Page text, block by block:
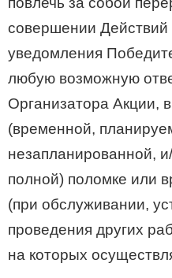
совершении
уведомления
любую возможную
Организатора Акции,
(временной,
незапланированной,
полной) поломке или
(при обслуживании,
проведения других
на которых